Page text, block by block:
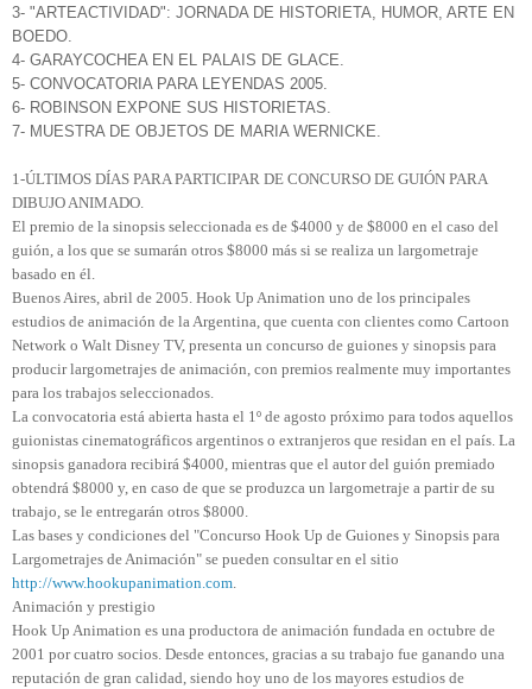
3- "ARTEACTIVIDAD": JORNADA DE HISTORIETA, HUMOR, ARTE EN
BOEDO.
4- GARAYCOCHEA EN EL PALAIS DE GLACE.
5- CONVOCATORIA PARA LEYENDAS 2005.
6- ROBINSON EXPONE SUS HISTORIETAS.
7- MUESTRA DE OBJETOS DE MARIA WERNICKE.
1-ÚLTIMOS DÍAS PARA PARTICIPAR DE CONCURSO DE GUIÓN PARA
DIBUJO ANIMADO.
El premio de la sinopsis seleccionada es de $4000 y de $8000 en el caso del
guión, a los que se sumarán otros $8000 más si se realiza un largometraje
basado en él.
Buenos Aires, abril de 2005. Hook Up Animation uno de los principales
estudios de animación de la Argentina, que cuenta con clientes como Cartoon
Network o Walt Disney TV, presenta un concurso de guiones y sinopsis para
producir largometrajes de animación, con premios realmente muy importantes
para los trabajos seleccionados.
La convocatoria está abierta hasta el 1º de agosto próximo para todos aquellos
guionistas cinematográficos argentinos o extranjeros que residan en el país. La
sinopsis ganadora recibirá $4000, mientras que el autor del guión premiado
obtendrá $8000 y, en caso de que se produzca un largometraje a partir de su
trabajo, se le entregarán otros $8000.
Las bases y condiciones del "Concurso Hook Up de Guiones y Sinopsis para
Largometrajes de Animación" se pueden consultar en el sitio
http://www.hookupanimation.com.
Animación y prestigio
Hook Up Animation es una productora de animación fundada en octubre de
2001 por cuatro socios. Desde entonces, gracias a su trabajo fue ganando una
reputación de gran calidad, siendo hoy uno de los mayores estudios de